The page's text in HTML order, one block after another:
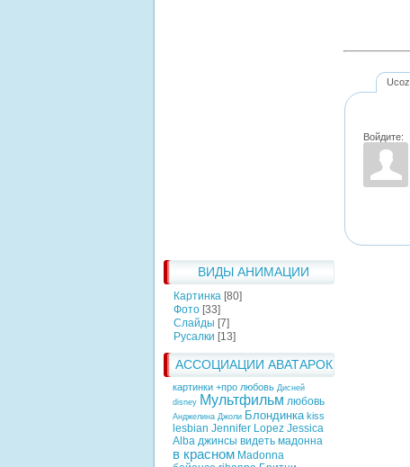
ВИДЫ АНИМАЦИИ
Картинка [80]
Фото [33]
Слайды [7]
Русалки [13]
АССОЦИАЦИИ АВАТАРОК
картинки +про любовь Дисней
disney Мультфильм любовь
Анджелина Джоли Блондинка kiss
lesbian Jennifer Lopez Jessica
Alba джинсы видеть мадонна
в красном Madonna
Ucoz
Войдите: